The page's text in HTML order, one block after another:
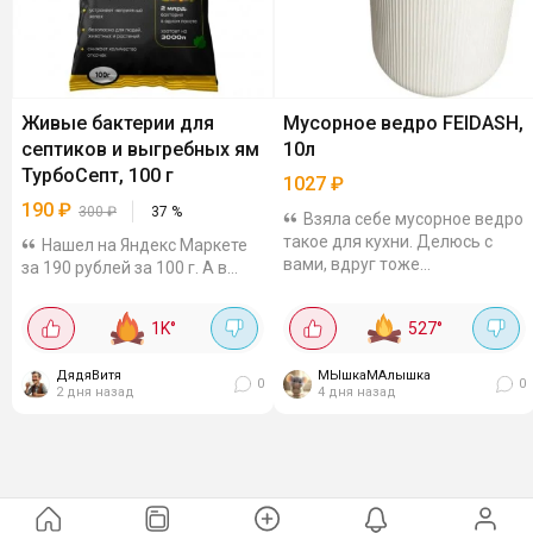
Живые бактерии для
септиков и выгребных ям
ТурбоСепт, 100 г
190 ₽ 300₽ 37 %
Нашел на Яндекс Маркете
за 190 рублей за 100 г. А в
"чудо-бактерии" - 250-300
рублей за пакетик. Там смесь
бактерий...
1K°
ДядяВитя
2 дня назад
0
Мусорное ведро FEIDASH,
10л
1027 ₽
Взяла себе мусорное ведро
такое для кухни. Делюсь с
вами, вдруг тоже
Стиль сканди - белое,
рельефное, выглядит
аккуратно. Крышка
открывается...
527°
МЫшкаМАлышка
4 дня назад
0